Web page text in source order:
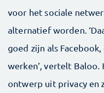
voor het sociale
alternatief worden.
goed zijn als Facebook,
werken’, vertelt
ontwerp uit privacy en